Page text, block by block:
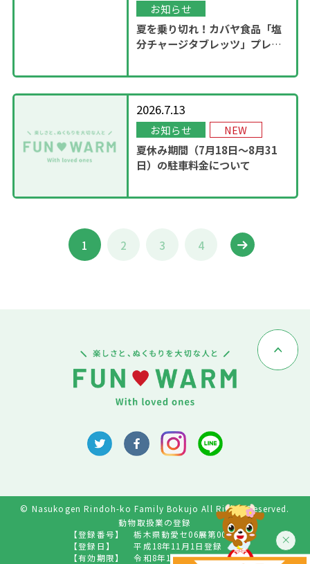
お知らせ
夏を乗り切れ！カバヤ食品「塩
分チャージタブレッツ」プレゼ
2026.7.13
お知らせ NEW
夏休み期間（7月18日～8月31
日）の駐車料金について
1 2 3 4
© Nasukogen Rindoh-ko Family Bokujo All Rights Reserved.
動物取扱業の登録
【登録番号】
栃木県動愛セ06展第009号
【登録日】
平成18年11月1日登録
【有効期限】
令和8年10月31日